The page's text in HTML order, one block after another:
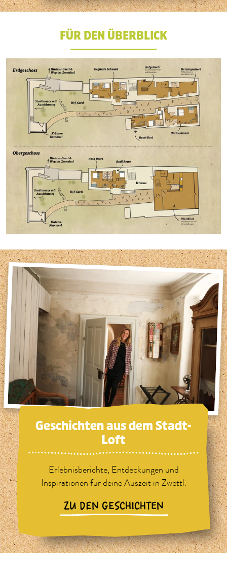
FÜR DEN ÜBERBLICK
Geschichten aus dem Stadt-
Loft
Erlebnisberichte, Entdeckungen und
Inspirationen für deine Auszeit in Zwettl.
ZU DEN GESCHICHTEN